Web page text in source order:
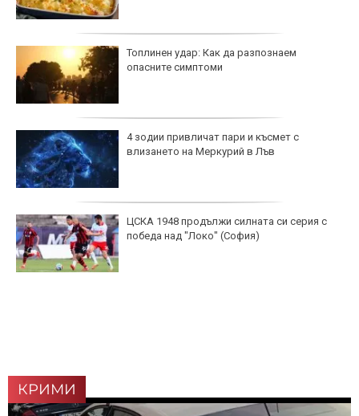
Топлинен удар: Как да разпознаем
опасните симптоми
4 зодии привличат пари и късмет с
влизането на Меркурий в Лъв
ЦСКА 1948 продължи силната си серия с
победа над "Локо" (София)
КРИМИ